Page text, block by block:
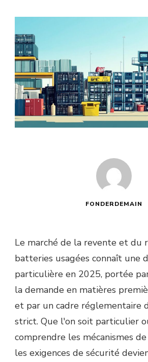
FONDERDEMAIN
Le marché de la revente et du
batteries usagées connaît une
particulière en 2025, portée
la demande en matières
et par un cadre réglementaire
strict. Que l'on soit particulier
comprendre les mécanismes
les exigences de sécurité